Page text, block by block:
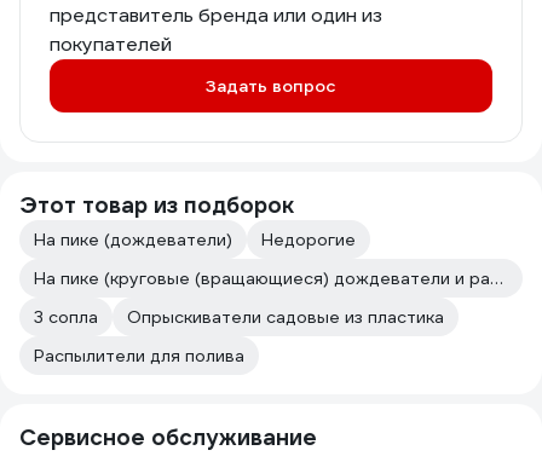
представитель бренда или один из
покупателей
Задать вопрос
Этот товар из подборок
На пике (дождеватели)
Недорогие
На пике (круговые (вращающиеся) дождеватели и распылители)
3 сопла
Опрыскиватели садовые из пластика
Распылители для полива
Сервисное обслуживание